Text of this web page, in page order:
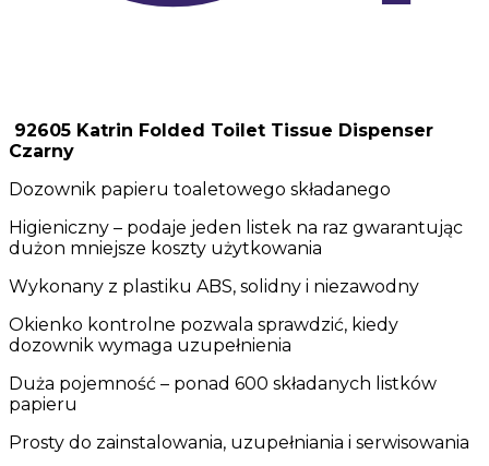
92605 Katrin Folded Toilet Tissue Dispenser
Czarny
Dozownik papieru toaletowego składanego
Higieniczny – podaje jeden listek na raz gwarantując
dużon mniejsze koszty użytkowania
Wykonany z plastiku ABS, solidny i niezawodny
Okienko kontrolne pozwala sprawdzić, kiedy
dozownik wymaga uzupełnienia
Duża pojemność – ponad 600 składanych listków
papieru
Prosty do zainstalowania, uzupełniania i serwisowania